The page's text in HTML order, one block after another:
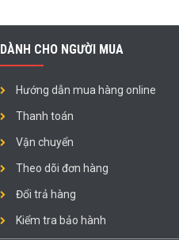
DÀNH CHO NGƯỜI MUA
Hướng dẫn mua hàng online
Thanh toán
Vận chuyển
Theo dõi đơn hàng
Đổi trả hàng
Kiểm tra bảo hành